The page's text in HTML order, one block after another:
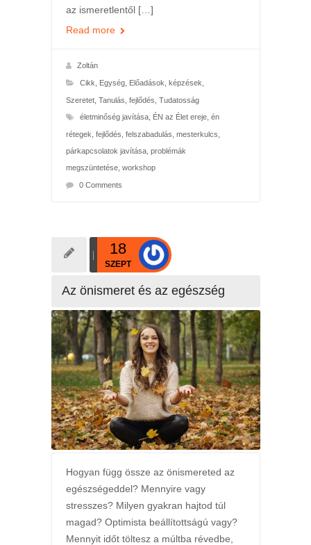
az ismeretlentől […]
Read more
Zoltán
Cikk Egység, Előadások, képzések
Szeretet, Tanulás, fejlődés Tudatosság
életminőség javítása, ÉN az Élet ereje, én
rétegek fejlődés felszabadulás mesterkulcs
párkapcsolatok javítása, problémák
megszüntetése, workshop
0 Comments
18
SZEPT
Az önismeret és az egészség
Hogyan függ össze az önismereted az
egészségeddel? Mennyire vagy
stresszes? Milyen gyakran hajtod túl
magad? Optimista beállítottságú vagy?
Mennyit időt töltesz a múltba révedbe,